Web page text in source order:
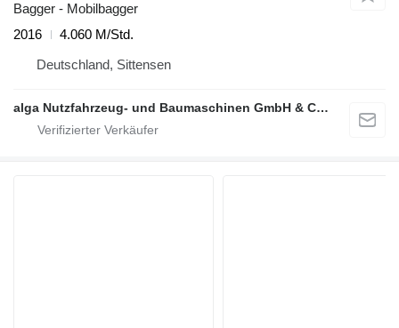
Bagger - Mobilbagger
2016
4.060 M/Std.
Deutschland, Sittensen
alga Nutzfahrzeug- und Baumaschinen GmbH & Co. KG